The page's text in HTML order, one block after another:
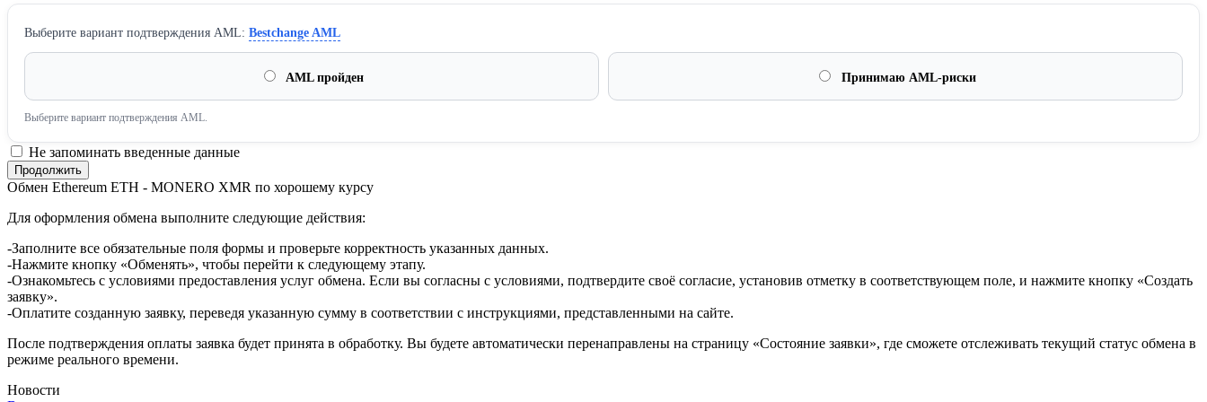
Выберите вариант подтверждения AML: Bestchange AML
AML пройден Принимаю AML-риски
Выберите вариант подтверждения AML.
Не запоминать введенные данные
Обмен Ethereum ETH - MONERO XMR по хорошему курсу
Для оформления обмена выполните следующие действия:
-Заполните все обязательные поля формы и проверьте корректность указанных данных.
-Нажмите кнопку «Обменять», чтобы перейти к следующему этапу.
-Ознакомьтесь с условиями предоставления услуг обмена. Если вы согласны с условиями, подтвердите своё согласие, установив отметку в соответствующем поле, и нажмите кнопку «Создать
заявку».
-Оплатите созданную заявку, переведя указанную сумму в соответствии с инструкциями, представленными на сайте.
После подтверждения оплаты заявка будет принята в обработку. Вы будете автоматически перенаправлены на страницу «Состояние заявки», где сможете отслеживать текущий статус обмена в
режиме реального времени.
Новости